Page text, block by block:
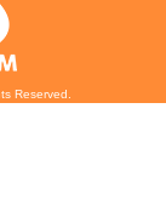
Reserved.